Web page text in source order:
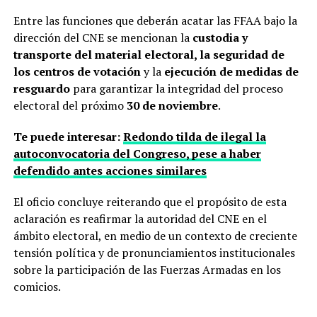
Entre las funciones que deberán acatar las FFAA bajo la
dirección del CNE se mencionan la custodia y
transporte del material electoral, la seguridad de
los centros de votacióny la ejecución de medidas de
resguardopara garantizar la integridad del proceso
electoral del próximo 30 de noviembre.
Te puede interesar:Redondo tilda de ilegal la
autoconvocatoria del Congreso, pese a haber
defendido antes acciones similares
El oficio concluye reiterando que el propósito de esta
aclaración es reafirmar la autoridad del CNE en el
ámbito electoral, en medio de un contexto de creciente
tensión política y de pronunciamientos institucionales
sobre la participación de las Fuerzas Armadas en los
comicios.